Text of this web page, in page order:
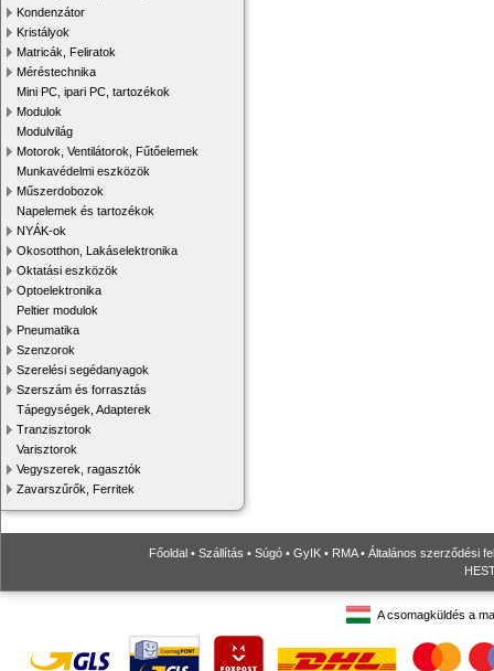
Kondenzátor
Kristályok
Matricák, Feliratok
Méréstechnika
Mini PC, ipari PC, tartozékok
Modulok
Modulvilág
Motorok, Ventilátorok, Fűtőelemek
Munkavédelmi eszközök
Műszerdobozok
Napelemek és tartozékok
NYÁK-ok
Okosotthon, Lakáselektronika
Oktatási eszközök
Optoelektronika
Peltier modulok
Pneumatika
Szenzorok
Szerelési segédanyagok
Szerszám és forrasztás
Tápegységek, Adapterek
Tranzisztorok
Varisztorok
Vegyszerek, ragasztók
Zavarszűrők, Ferritek
Főoldal • Szállítás • Súgó • GyIK • RMA• Általános szerződési
A csomagküldés a